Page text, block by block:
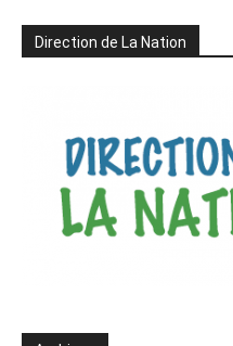
Direction de La Nation